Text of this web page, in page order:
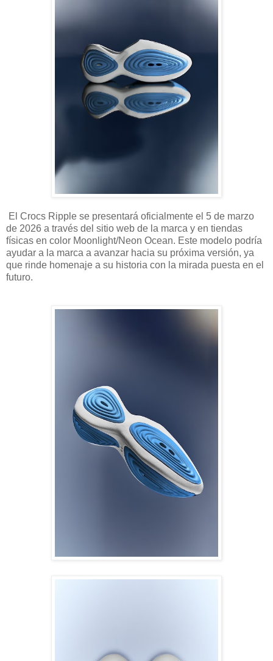
El Crocs Ripple se presentará oficialmente el 5 de marzo
de 2026 a través del sitio web de la marca y en tiendas
físicas en color Moonlight/Neon Ocean. Este modelo podría
ayudar a la marca a avanzar hacia su próxima versión, ya
que rinde homenaje a su historia con la mirada puesta en el
futuro.